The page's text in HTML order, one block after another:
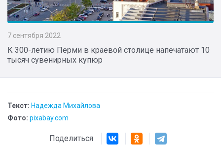
7 сентября 2022
К 300-летию Перми в краевой столице напечатают 10
тысяч сувенирных купюр
Текст: Надежда Михайлова
Фото: pixabay.com
Поделиться